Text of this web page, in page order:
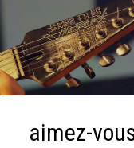
aimez-